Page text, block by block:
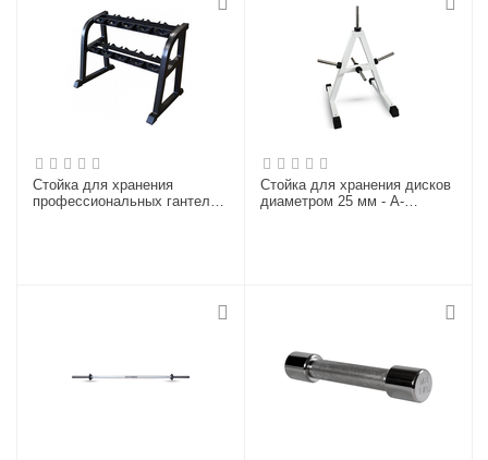
Стойка для хранения
профессиональных гантелей
Стойка для хранения дисков
диаметром 25 мм - А-